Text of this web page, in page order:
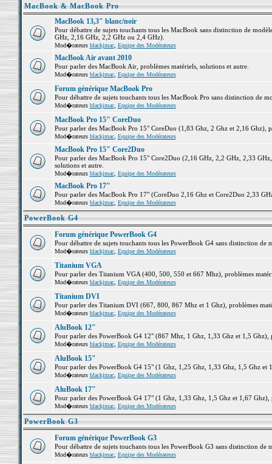
MacBook & MacBook Pro
MacBook 13,3" blanc/noir
Pour débattre de sujets touchants tous les MacBook sans distinction de
GHz, 2,16 GHz, 2,2 GHz ou 2,4 GHz).
Mod�rateurs blackjmac, Equipe des Modérateurs
MacBook Air avant 2010
Pour parler des MacBook Air, problèmes matériels, solutions et autre.
Mod�rateurs blackjmac, Equipe des Modérateurs
Forum générique MacBook Pro
Pour débattre de sujets touchants tous les MacBook Pro sans distinction de
Mod�rateurs blackjmac, Equipe des Modérateurs
MacBook Pro 15" CoreDuo
Pour parler des MacBook Pro 15" CoreDuo (1,83 Ghz, 2 Ghz et 2,16 Ghz),
Mod�rateurs blackjmac, Equipe des Modérateurs
MacBook Pro 15" Core2Duo
Pour parler des MacBook Pro 15" Core2Duo (2,16 GHz, 2,2 GHz, 2,33
solutions et autre.
Mod�rateurs blackjmac, Equipe des Modérateurs
MacBook Pro 17"
Pour parler des MacBook Pro 17" (CoreDuo 2,16 Ghz et Core2Duo 2,33
Mod�rateurs blackjmac, Equipe des Modérateurs
PowerBook G4
Forum générique PowerBook G4
Pour débattre de sujets touchants tous les PowerBook G4 sans distinction de
Mod�rateurs blackjmac, Equipe des Modérateurs
Titanium VGA
Pour parler des Titanium VGA (400, 500, 550 et 667 Mhz), problèmes
Mod�rateurs blackjmac, Equipe des Modérateurs
Titanium DVI
Pour parler des Titanium DVI (667, 800, 867 Mhz et 1 Ghz), problèmes
Mod�rateurs blackjmac, Equipe des Modérateurs
AluBook 12"
Pour parler des PowerBook G4 12" (867 Mhz, 1 Ghz, 1,33 Ghz et 1,5 Ghz),
Mod�rateurs blackjmac, Equipe des Modérateurs
AluBook 15"
Pour parler des PowerBook G4 15" (1 Ghz, 1,25 Ghz, 1,33 Ghz, 1,5 Ghz et
Mod�rateurs blackjmac, Equipe des Modérateurs
AluBook 17"
Pour parler des PowerBook G4 17" (1 Ghz, 1,33 Ghz, 1,5 Ghz et 1,67 Ghz),
Mod�rateurs blackjmac, Equipe des Modérateurs
PowerBook G3
Forum générique PowerBook G3
Pour débattre de sujets touchants tous les PowerBook G3 sans distinction de
Mod�rateurs blackjmac, Equipe des Modérateurs